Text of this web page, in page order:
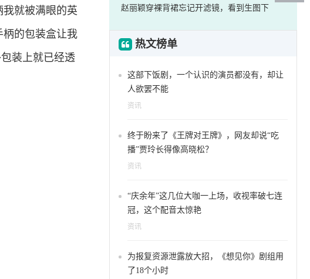
就被满眼的英
柄的包装盒让我
装上就已经透
赵丽颖穿裸背裙忘记开滤镜，看到生图下
热文榜单
这部下饭剧，一个认识的演员都没有，却让
人欲罢不能
资讯
终于盼来了《王牌对王牌》，网友却说“吃
播”贾玲长得像高晓松？
资讯
“庆余年”这几位大咖一上场，收视率破七连
冠，这个配音太惊艳
资讯
为报复资源泄露放大招，《想见你》剧组用
了18个小时